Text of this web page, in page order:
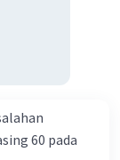
60 pada